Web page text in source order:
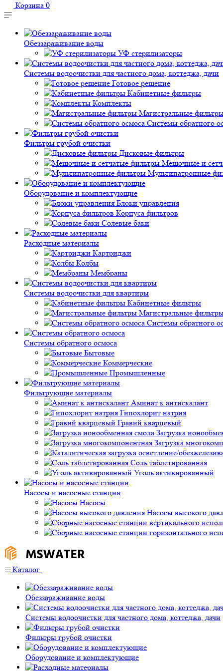
Корзина 0
Обеззараживание воды
УФ стерилизаторы
Системы водоочистки для частного дома, коттеджа, дачи
Готовое решение
Кабинетные фильтры
Комплекты
Магистральные
Системы обратного
Фильтры грубой очистки
Дисковые фильтры
Мешочные и
Мультипатронные
Оборудование и комплектующие
Блоки управления
Корпуса фильтров
Солевые баки
Расходные материалы
Картриджи
Колбы
Мембраны
Системы водоочистки для квартиры
Кабинетные фильтры
Магистральные
Системы обратного
Системы обратного осмоса
Бытовые
Коммерческие
Промышленные
Фильтрующие материалы
Аминат к антискалант
Гипохлорит натрия
Гравий кварцевый
Загрузка
Загрузка
Соль таблетированная
Уголь активированный
Насосы и насосные станции
Насосы
Насосы высокого
Каталог
Обеззараживание воды
Системы водоочистки для частного дома, коттеджа, дачи
Фильтры грубой очистки
Оборудование и комплектующие